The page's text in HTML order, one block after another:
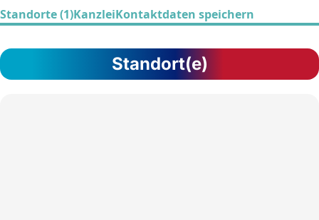
Standorte (1)KanzleiKontaktdaten speichern
Standort(e)